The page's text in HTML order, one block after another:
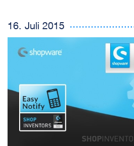
16. Juli 2015